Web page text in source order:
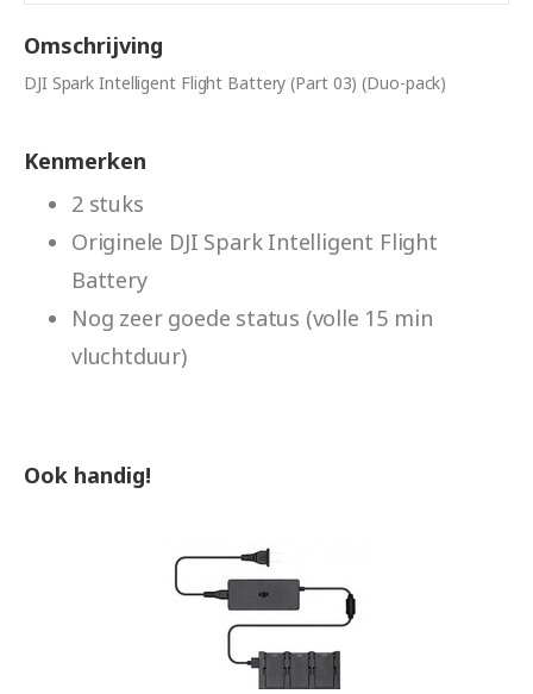
Omschrijving
DJI Spark Intelligent Flight Battery (Part 03) (Duo-pack)
Kenmerken
2 stuks
Originele DJI Spark Intelligent Flight
Battery
Nog zeer goede status (volle 15 min
vluchtduur)
Ook handig!